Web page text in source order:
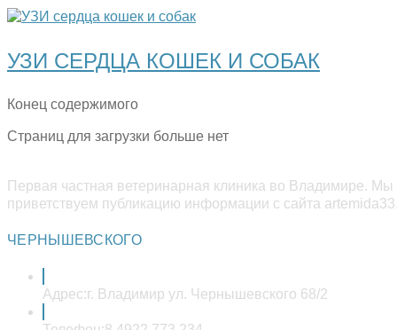
УЗИ СЕРДЦА КОШЕК И СОБАК
Конец содержимого
Страниц для загрузки больше нет
Первая частная ветеринарная клиника во Владимире.
приветствуем публикацию информации с сайта
ЧЕРНЫШЕВСКОГО
Адрес:г. Владимир ул. Чернышевского 68/2